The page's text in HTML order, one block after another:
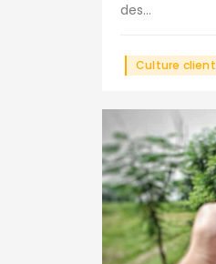
des...
Culture client